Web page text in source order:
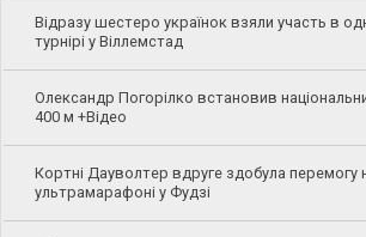
Відразу шестеро українок взяли участь в
турнірі у Віллемстад
Олександр Погорілко встановив
400 м +Відео
Кортні Дауволтер вдруге здобула перемогу
ультрамарафоні у Фудзі